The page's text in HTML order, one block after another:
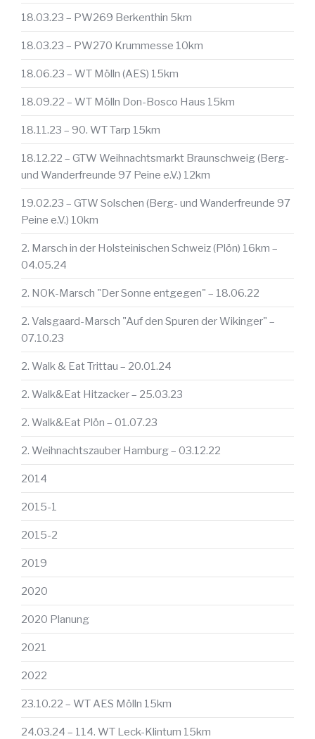
18.03.23 – PW269 Berkenthin 5km
18.03.23 – PW270 Krummesse 10km
18.06.23 – WT Mölln (AES) 15km
18.09.22 – WT Mölln Don-Bosco Haus 15km
18.11.23 – 90. WT Tarp 15km
18.12.22 – GTW Weihnachtsmarkt Braunschweig (Berg-
und Wanderfreunde 97 Peine e.V.) 12km
19.02.23 – GTW Solschen (Berg- und Wanderfreunde 97
Peine e.V.) 10km
2. Marsch in der Holsteinischen Schweiz (Plön) 16km –
04.05.24
2. NOK-Marsch "Der Sonne entgegen" – 18.06.22
2. Valsgaard-Marsch "Auf den Spuren der Wikinger" –
07.10.23
2. Walk & Eat Trittau – 20.01.24
2. Walk&Eat Hitzacker – 25.03.23
2. Walk&Eat Plön – 01.07.23
2. Weihnachtszauber Hamburg – 03.12.22
2014
2015-1
2015-2
2019
2020
2020 Planung
2021
2022
23.10.22 – WT AES Mölln 15km
24.03.24 – 114. WT Leck-Klintum 15km